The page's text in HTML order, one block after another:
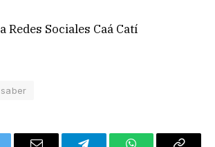
Redes Sociales Caá Catí